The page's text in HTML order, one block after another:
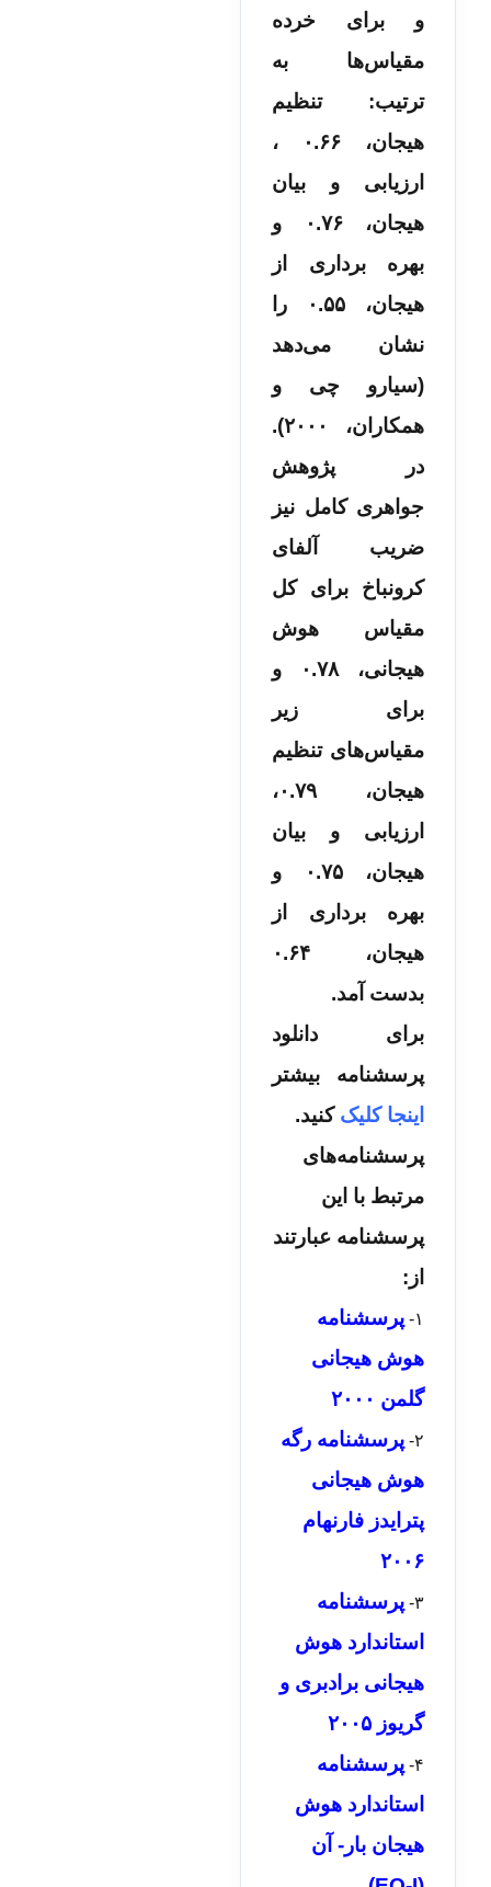
و برای خرده
مقیاس‌ها به
ترتیب: تنظیم
هیجان، ۰.۶۶ ،
ارزیابی و بیان
هیجان، ۰.۷۶ و
بهره برداری از
هیجان، ۰.۵۵ را
نشان می‌دهد
(سیارو چی و
همکاران، ۲۰۰۰).
در پژوهش
جواهری کامل نیز
ضريب آلفای
کرونباخ برای کل
مقیاس هوش
هیجانی، ۰.۷۸ و
برای زیر
مقیاس‌های تنظیم
هیجان، ۰.۷۹،
ارزیابی و بیان
هیجان، ۰.۷۵ و
بهره برداری از
هیجان، ۰.۶۴
بدست آمد.
برای دانلود
پرسشنامه بیشتر
اینجا کلیک کنید.
پرسشنامه‌های
مرتبط با این
پرسشنامه عبارتند
از:
۱-
پرسشنامه
هوش هیجانی
گلمن ۲۰۰۰
۲- پرسشنامه رگه
هوش هیجانی
پترایدز فارنهام
۲۰۰۶
۳- پرسشنامه
استاندارد هوش
هیجانی برادبری و
گریوز ۲۰۰۵
۴- پرسشنامه
استاندارد هوش
هیجان بار- آن